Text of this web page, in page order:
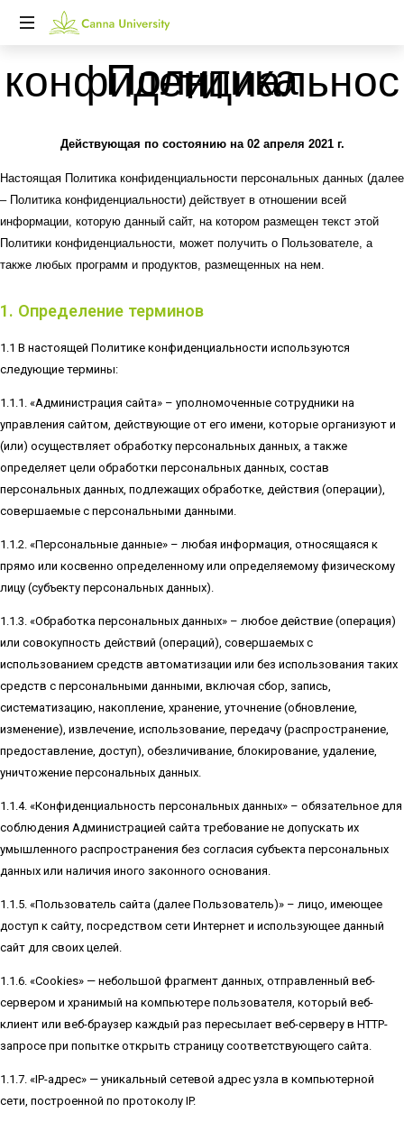
another
WordPress
Политика конфиденциальности
Действующая по состоянию на 02 апреля 2021 г.
Настоящая Политика конфиденциальности персональных данных (далее
– Политика конфиденциальности) действует в отношении всей
информации, которую данный сайт, на котором размещен текст этой
Политики конфиденциальности, может получить о Пользователе, а
также любых программ и продуктов, размещенных на нем.
1. Определение терминов
1.1 В настоящей Политике конфиденциальности используются
следующие термины:
1.1.1. «Администрация сайта» – уполномоченные сотрудники на
управления сайтом, действующие от его имени, которые организуют и
(или) осуществляет обработку персональных данных, а также
определяет цели обработки персональных данных, состав
персональных данных, подлежащих обработке, действия (операции),
совершаемые с персональными данными.
1.1.2. «Персональные данные» – любая информация, относящаяся к
прямо или косвенно определенному или определяемому физическому
лицу (субъекту персональных данных).
1.1.3. «Обработка персональных данных» – любое действие (операция)
или совокупность действий (операций), совершаемых с
использованием средств автоматизации или без использования таких
средств с персональными данными, включая сбор, запись,
систематизацию, накопление, хранение, уточнение (обновление,
изменение), извлечение, использование, передачу (распространение,
предоставление, доступ), обезличивание, блокирование, удаление,
уничтожение персональных данных.
1.1.4. «Конфиденциальность персональных данных» – обязательное для
соблюдения Администрацией сайта требование не допускать их
умышленного распространения без согласия субъекта персональных
данных или наличия иного законного основания.
1.1.5. «Пользователь сайта (далее Пользователь)» – лицо, имеющее
доступ к сайту, посредством сети Интернет и использующее данный
сайт для своих целей.
1.1.6. «Cookies» — небольшой фрагмент данных, отправленный веб-
сервером и хранимый на компьютере пользователя, который веб-
клиент или веб-браузер каждый раз пересылает веб-серверу в HTTP-
запросе при попытке открыть страницу соответствующего сайта.
1.1.7. «IP-адрес» — уникальный сетевой адрес узла в компьютерной
сети, построенной по протоколу IP.